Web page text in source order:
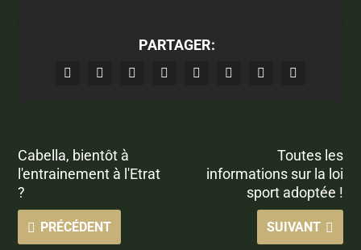
PARTAGER:
Cabella, bientôt à
l'entrainement à l'Etrat
?
PRÉCÉDENT
Toutes les
informations sur la loi
sport adoptée !
SUIVANT